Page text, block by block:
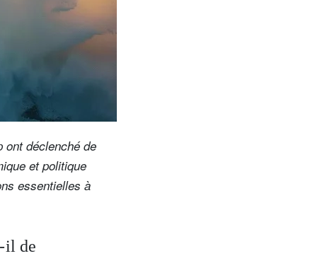
ont déclenché de
et politique
essentielles à
il de